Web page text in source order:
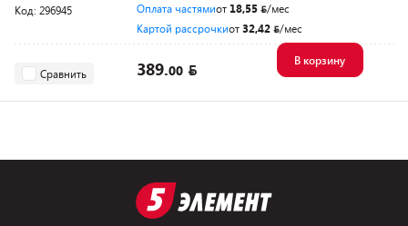
Код: 296945 Оплата частямиот 18,55
/мес
Картой рассрочкиот32,42 /мес
Сравнить 389.00
В корзину